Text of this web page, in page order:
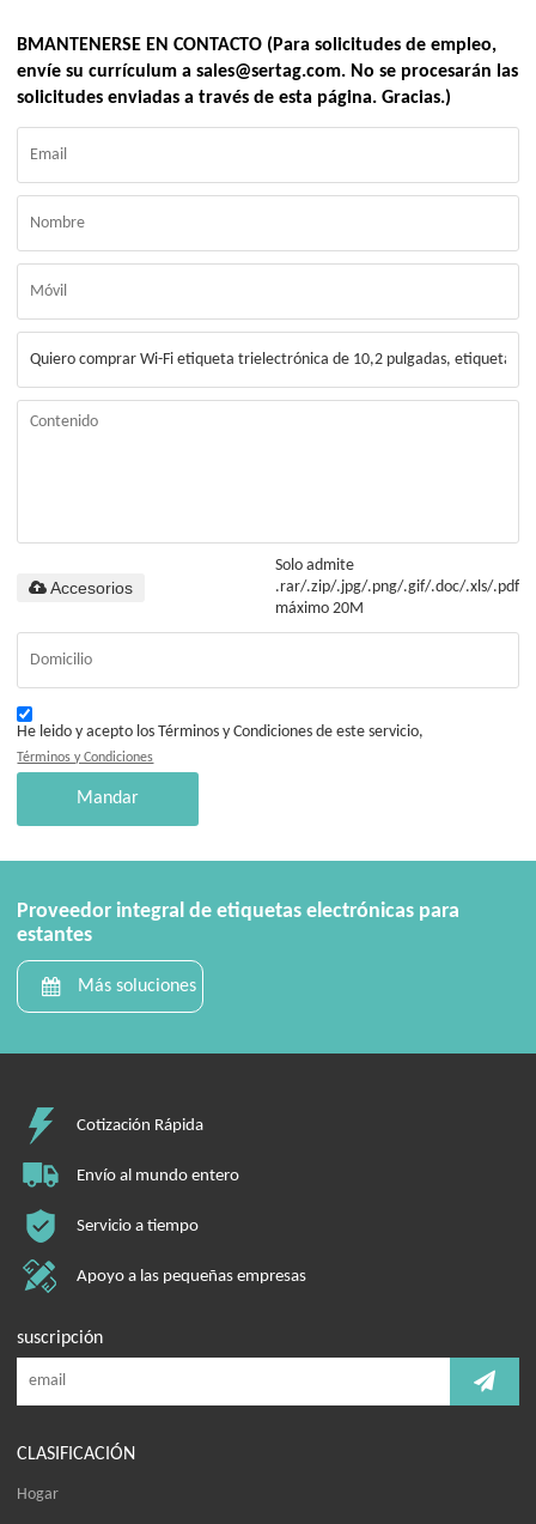
BMANTENERSE EN CONTACTO (Para solicitudes de empleo,
envíe su currículum a sales@sertag.com. No se procesarán las
solicitudes enviadas a través de esta página. Gracias.)
Solo admite
.rar/.zip/.jpg/.png/.gif/.doc/.xls/.pdf,
máximo 20M
Accesorios
He leido y acepto los Términos y Condiciones de este servicio,
Términos y Condiciones
Mandar
Proveedor integral de etiquetas electrónicas para
estantes
Más soluciones
Cotización Rápida
Envío al mundo entero
Servicio a tiempo
Apoyo a las pequeñas empresas
suscripción
CLASIFICACIÓN
Hogar